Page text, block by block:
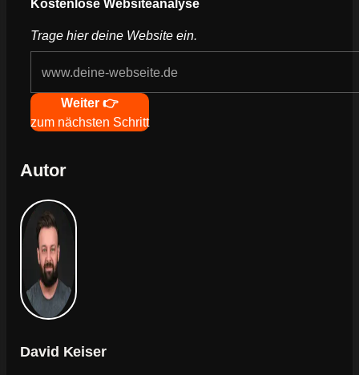
Kostenlose Websiteanalyse
Trage hier deine Website ein.
NavigationWeiter 👉
zum nächsten Schritt
Autor
David Keiser